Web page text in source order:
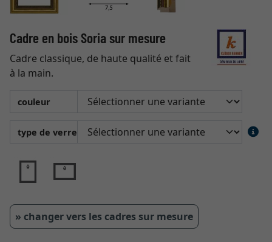
Cadre en bois Soria sur mesure
Cadre classique, de haute qualité et fait
à la main.
couleur
type de verre
» changer vers les cadres sur mesure